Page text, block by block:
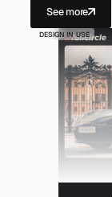
See more
DESIGN IN USE